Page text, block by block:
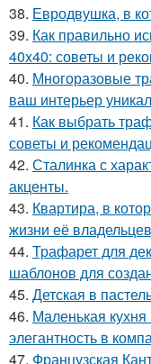
38. Евродвушка, в
39. Как правильно
40x40: советы и
40. Многоразовые
ваш интерьер
41. Как выбрать
советы и
42. Сталинка с
акценты.
43. Квартира, в
жизни её
44. Трафарет для
шаблонов для
45. Детская в
46. Маленькая кухня
элегантность в
47. Французская